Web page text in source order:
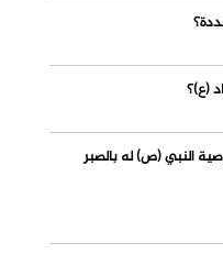
(ع)؟
النبي (ص) له بالصبر